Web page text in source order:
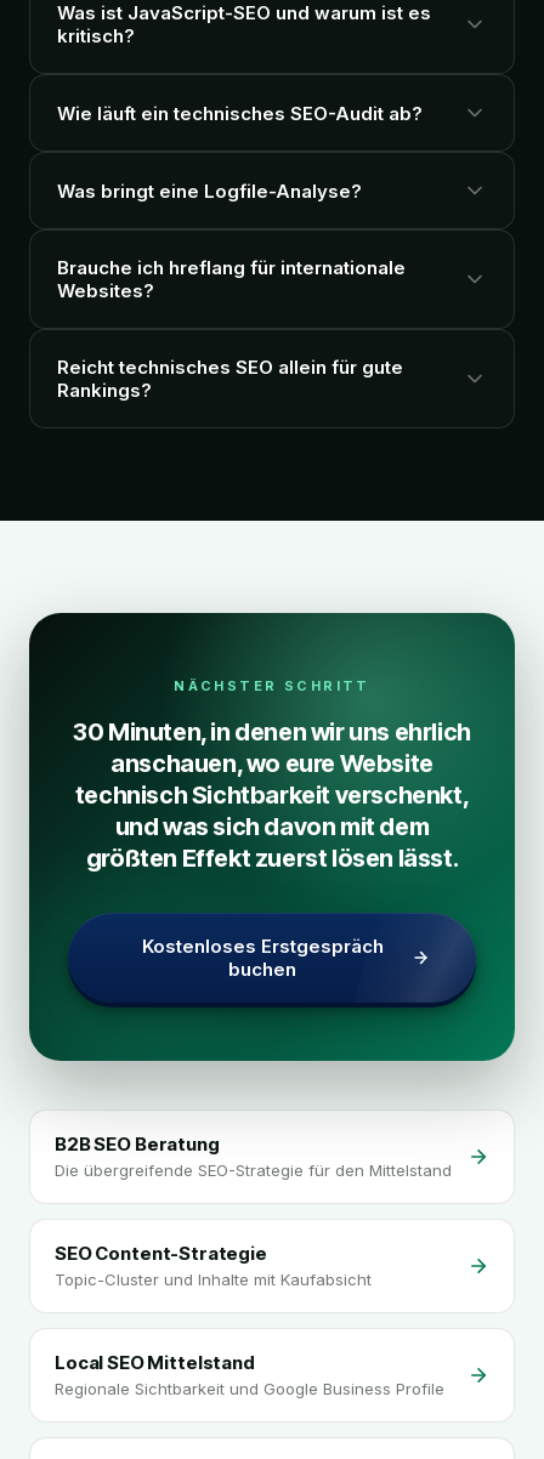
Was ist JavaScript-SEO und warum ist es
kritisch?
Wie läuft ein technisches SEO-Audit ab?
Was bringt eine Logfile-Analyse?
Brauche ich hreflang für internationale
Websites?
Reicht technisches SEO allein für gute
Rankings?
NÄCHSTER SCHRITT
30 Minuten, in denen wir uns ehrlich
anschauen, wo eure Website
technisch Sichtbarkeit verschenkt,
und was sich davon mit dem
größten Effekt zuerst lösen lässt.
Kostenloses Erstgespräch
buchen
B2B SEO Beratung
Die übergreifende SEO-Strategie für den Mittelstand
SEO Content-Strategie
Topic-Cluster und Inhalte mit Kaufabsicht
Local SEO Mittelstand
Regionale Sichtbarkeit und Google Business Profile